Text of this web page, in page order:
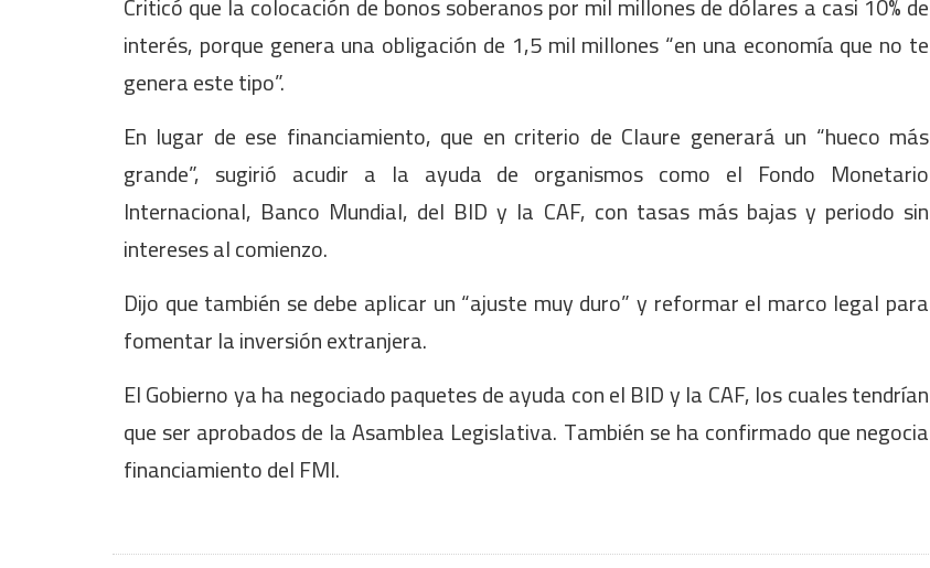
interés, porque genera una obligación de 1,5 mil millones “en una economía que no te
genera este tipo”.
En lugar de ese financiamiento, que en criterio de Claure generará un “hueco más
grande”, sugirió acudir a la ayuda de organismos como el Fondo Monetario
Internacional, Banco Mundial, del BID y la CAF, con tasas más bajas y periodo sin
intereses al comienzo.
Dijo que también se debe aplicar un “ajuste muy duro” y reformar el marco legal para
fomentar la inversión extranjera.
El Gobierno ya ha negociado paquetes de ayuda con el BID y la CAF, los cuales tendrían
que ser aprobados de la Asamblea Legislativa. También se ha confirmado que negocia
financiamiento del FMI.